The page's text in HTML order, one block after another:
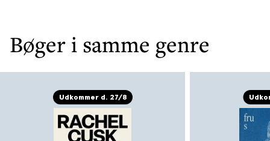
Bøger i samme genre
Udkommer d. 27/8